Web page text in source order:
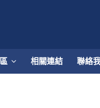
相關連結 聯絡